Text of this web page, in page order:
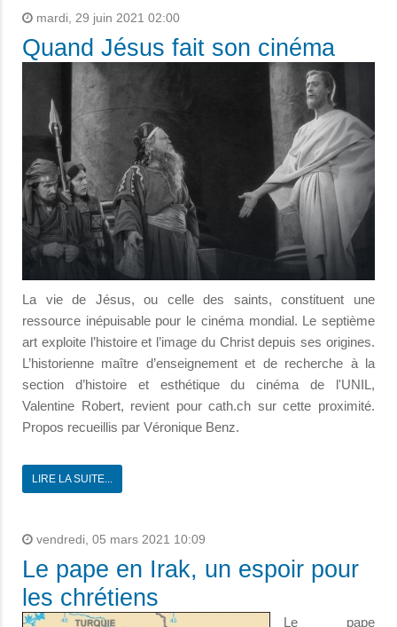
mardi, 29 juin 2021 02:00
Quand Jésus fait son cinéma
La vie de Jésus, ou celle des saints, constituent une
ressource inépuisable pour le cinéma mondial. Le septième
art exploite l’histoire et l’image du Christ depuis ses origines.
L’historienne maître d’enseignement et de recherche à la
section d’histoire et esthétique du cinéma de l'UNIL,
Valentine Robert, revient pour cath.ch sur cette proximité.
Propos recueillis par Véronique Benz.
LIRE LA SUITE...
vendredi, 05 mars 2021 10:09
Le pape en Irak, un espoir pour
les chrétiens
Le pape